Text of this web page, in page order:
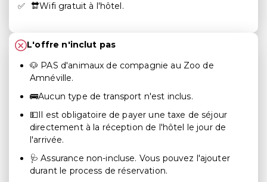
🔛Wifi gratuit à l'hôtel.
L'offre n'inclut pas
🐶 PAS d'animaux de compagnie au Zoo de
Amnéville.
🚌Aucun type de transport n'est inclus.
💵Il est obligatoire de payer une taxe de séjour
directement à la réception de l'hôtel le jour de
l'arrivée.
🩺 Assurance non-incluse. Vous pouvez l'ajouter
durant le process de réservation.